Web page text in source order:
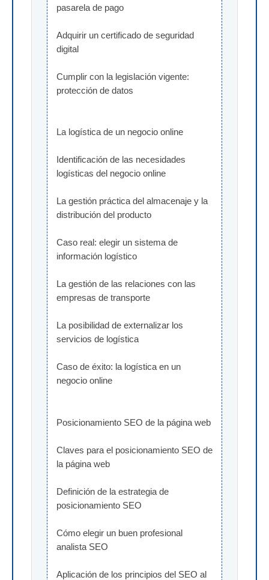
pasarela de pago
Adquirir un certificado de seguridad
digital
Cumplir con la legislación vigente:
protección de datos
La logística de un negocio online
Identificación de las necesidades
logísticas del negocio online
La gestión práctica del almacenaje y la
distribución del producto
Caso real: elegir un sistema de
información logístico
La gestión de las relaciones con las
empresas de transporte
La posibilidad de externalizar los
servicios de logística
Caso de éxito: la logística en un
negocio online
Posicionamiento SEO de la página web
Claves para el posicionamiento SEO de
la página web
Definición de la estrategia de
posicionamiento SEO
Cómo elegir un buen profesional
analista SEO
Aplicación de los principios del SEO al